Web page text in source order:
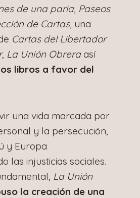
de una paria, Paseos
de Cartas, una
Cartas del Libertador
, La Unión Obreraasí
libros a favor del
una vida marcada por
y la persecución,
y Europa
las injusticias sociales.
La Unión
la creación de una